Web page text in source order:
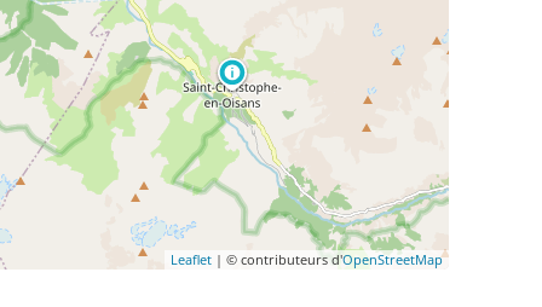
Leaflet | © contributeurs d'OpenStreetMap